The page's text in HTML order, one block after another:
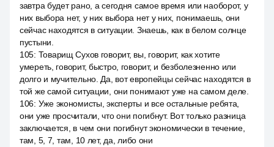
завтра будет рано, а сегодня самое время или наоборот, у
них выбора нет, у них выбора нет у них, понимаешь, они
сейчас находятся в ситуации. Знаешь, как в белом солнце
пустыни.
105: Товарищ Сухов говорит, вы, говорит, как хотите
умереть, говорит, быстро, говорит, и безболезненно или
долго и мучительно. Да, вот европейцы сейчас находятся в
той же самой ситуации, они понимают уже на самом деле.
106: Уже экономисты, эксперты и все остальные ребята,
они уже просчитали, что они погибнут. Вот только разница
заключается, в чем они погибнут экономически в течение,
там, 5, 7, там, 10 лет, да, либо они